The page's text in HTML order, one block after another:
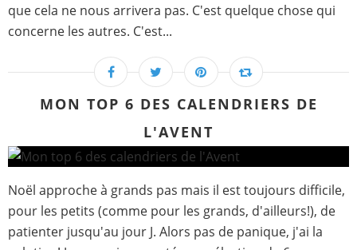
que cela ne nous arrivera pas. C'est quelque chose qui
concerne les autres. C'est...
MON TOP 6 DES CALENDRIERS DE
L'AVENT
Noël approche à grands pas mais il est toujours difficile,
pour les petits (comme pour les grands, d'ailleurs!), de
patienter jusqu'au jour J. Alors pas de panique, j'ai la